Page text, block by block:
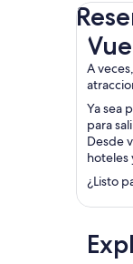
A
Ya sea
para
Desde
hoteles
¿Listo